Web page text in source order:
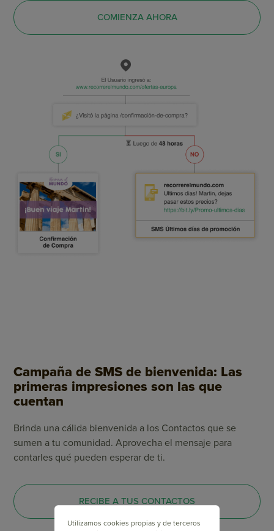
COMIENZA AHORA
Campaña de SMS de bienvenida: Las
primeras impresiones son las que
cuentan
Brinda una cálida bienvenida a los Contactos que se
sumen a tu comunidad. Aprovecha el mensaje para
contarles qué pueden esperar de ti.
RECIBE A TUS CONTACTOS
Utilizamos cookies propias y de terceros